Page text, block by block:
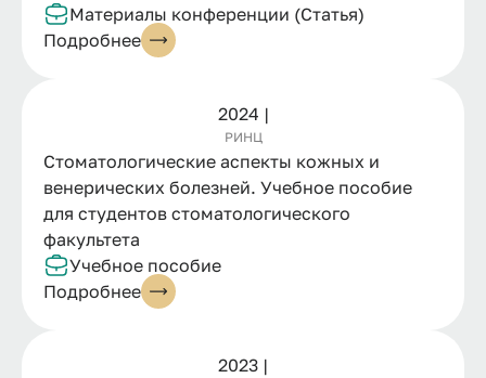
Материалы конференции (Статья)
Подробнее
2024 |
РИНЦ
Стоматологические аспекты кожных и
венерических болезней. Учебное пособие
для студентов стоматологического
факультета
Учебное пособие
Подробнее
2023 |